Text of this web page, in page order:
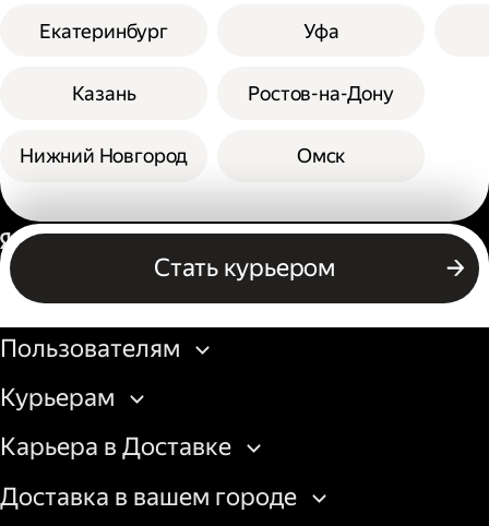
Екатеринбург
Казань
Нижний Новгород
Уфа
Ростов-на-Дону
Омск
Стать курьером
Россия
Бизнесу
Пользователям
Курьерам
Карьера в Доставке
Доставка в вашем городе